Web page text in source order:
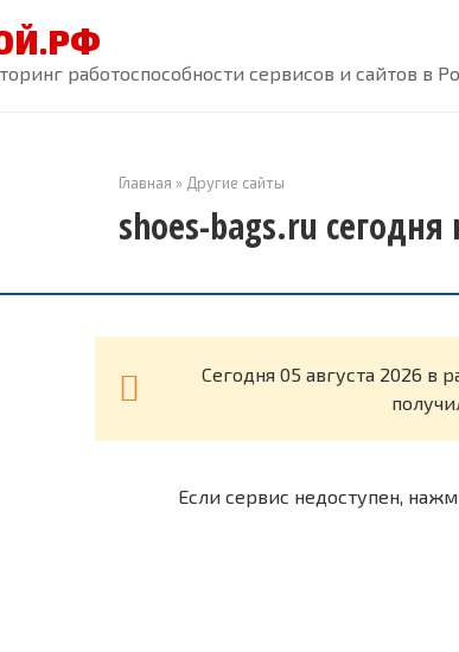
работоспособности сервисов и сайтов в
Главная » Другие сайты
shoes-bags.ru сегодня
Cегодня 05 августа 2026
Если сервис недоступен,